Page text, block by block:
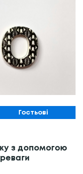
Гостьові
з допомогою